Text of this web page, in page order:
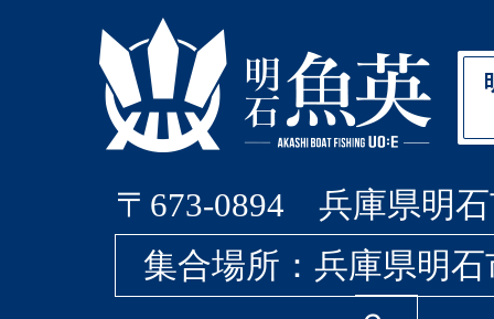
〒673-0894 兵庫県明石
集合場所：兵庫県明